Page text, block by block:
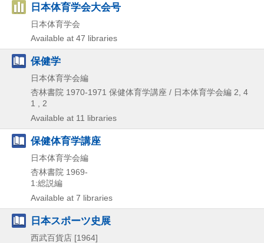
日本体育学会大会号
日本体育学会
Available at 47 libraries
保健学
日本体育学会編
杏林書院 1970-1971 保健体育学講座 / 日本体育学会編 2, 4
1 , 2
Available at 11 libraries
保健体育学講座
日本体育学会編
杏林書院 1969-
1:総説編
Available at 7 libraries
日本スポーツ史展
西武百貨店 [1964]